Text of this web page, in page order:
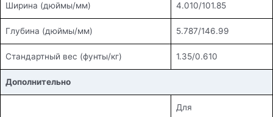
Ширина (дюймы/мм) 4.010/101.85
Глубина (дюймы/мм) 5.787/146.99
Стандартный вес (фунты/кг) 1.35/0.610
Дополнительно
Для